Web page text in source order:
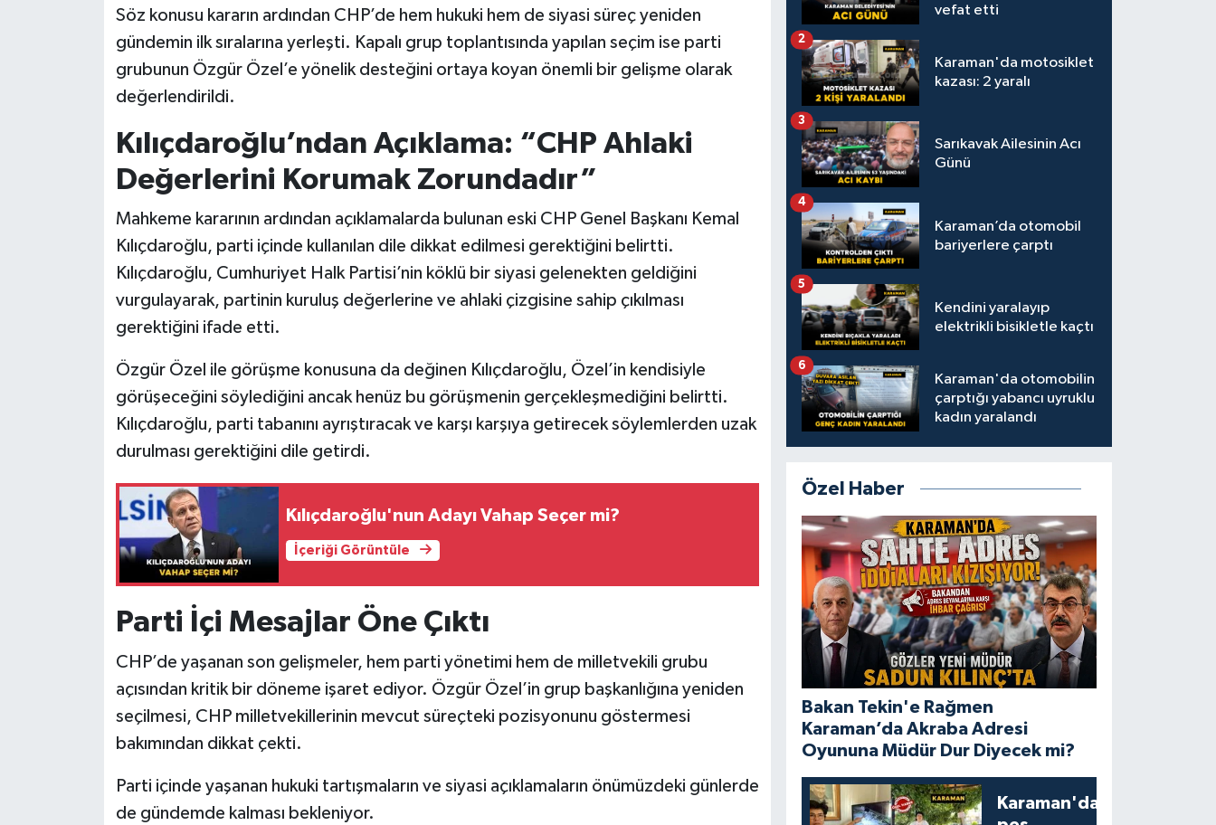
Söz konusu kararın ardından CHP’de hem hukuki hem de siyasi süreç yeniden
gündemin ilk sıralarına yerleşti. Kapalı grup toplantısında yapılan seçim ise parti
grubunun Özgür Özel’e yönelik desteğini ortaya koyan önemli bir gelişme olarak
değerlendirildi.
Kılıçdaroğlu’ndan Açıklama: “CHP Ahlaki
Değerlerini Korumak Zorundadır”
Mahkeme kararının ardından açıklamalarda bulunan eski CHP Genel Başkanı Kemal
Kılıçdaroğlu, parti içinde kullanılan dile dikkat edilmesi gerektiğini belirtti.
Kılıçdaroğlu, Cumhuriyet Halk Partisi’nin köklü bir siyasi gelenekten geldiğini
vurgulayarak, partinin kuruluş değerlerine ve ahlaki çizgisine sahip çıkılması
gerektiğini ifade etti.
Özgür Özel ile görüşme konusuna da değinen Kılıçdaroğlu, Özel’in kendisiyle
görüşeceğini söylediğini ancak henüz bu görüşmenin gerçekleşmediğini belirtti.
Kılıçdaroğlu, parti tabanını ayrıştıracak ve karşı karşıya getirecek söylemlerden uzak
durulması gerektiğini dile getirdi.
Kılıçdaroğlu'nun Adayı Vahap Seçer mi?
İçeriği Görüntüle
Parti İçi Mesajlar Öne Çıktı
CHP’de yaşanan son gelişmeler, hem parti yönetimi hem de milletvekili grubu
açısından kritik bir döneme işaret ediyor. Özgür Özel’in grup başkanlığına yeniden
seçilmesi, CHP milletvekillerinin mevcut süreçteki pozisyonunu göstermesi
bakımından dikkat çekti.
Parti içinde yaşanan hukuki tartışmaların ve siyasi açıklamaların önümüzdeki günlerde
de gündemde kalması bekleniyor.
vefat etti
Karaman'da motosiklet
kazası: 2 yaralı
2
Sarıkavak Ailesinin Acı
Günü
3
Karaman’da otomobil
bariyerlere çarptı
4
Kendini yaralayıp
elektrikli bisikletle kaçtı
5
Karaman'da otomobilin
çarptığı yabancı uyruklu
kadın yaralandı
6
Özel Haber
Bakan Tekin'e Rağmen
Karaman’da Akraba Adresi
Oyununa Müdür Dur Diyecek mi?
Karaman'da